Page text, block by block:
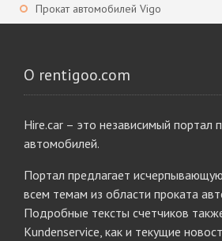
Прокат автомобилей Vigo
О rentigoo.com
Hire.car – это независимый портал
автомобилей.
Портал предлагает
всем темам из области проката
Подробные тексты счетчиков
Kundenservice, как и текущие